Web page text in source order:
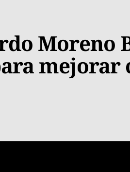
Moreno
mejorar